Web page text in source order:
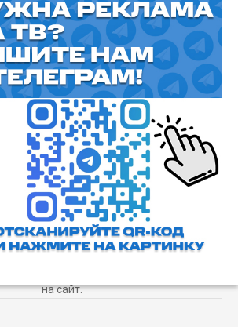
соглашение
Любое использование материалов
с согласия редакции, а также с ссылкой
на сайт.